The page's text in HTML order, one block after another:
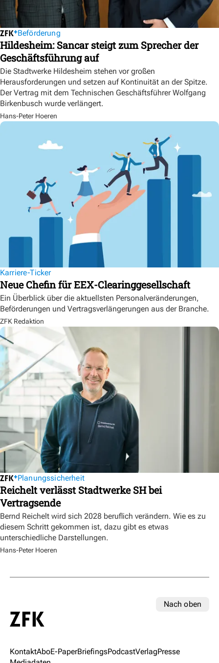
Beförderung
Hildesheim: Sancar steigt zum Sprecher der
Geschäftsführung auf
Die Stadtwerke Hildesheim stehen vor großen
Herausforderungen und setzen auf Kontinuität an der Spitze.
Der Vertrag mit dem Technischen Geschäftsführer Wolfgang
Birkenbusch wurde verlängert.
Hans-Peter Hoeren
Karriere-Ticker
Neue Chefin für EEX-Clearinggesellschaft
Ein Überblick über die aktuellsten Personalveränderungen,
Beförderungen und Vertragsverlängerungen aus der Branche.
ZFK Redaktion
Planungssicherheit
Reichelt verlässt Stadtwerke SH bei
Vertragsende
Bernd Reichelt wird sich 2028 beruflich verändern. Wie es zu
diesem Schritt gekommen ist, dazu gibt es etwas
unterschiedliche Darstellungen.
Hans-Peter Hoeren
Nach oben
KontaktAboE-PaperBriefingsPodcastVerlagPresse